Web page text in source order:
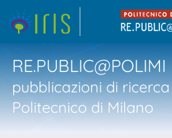
RE.PUBLIC@POLIMI
pubblicazioni di
Politecnico di Milano